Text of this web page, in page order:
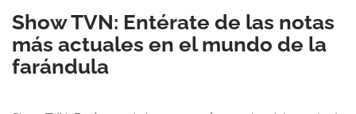
Show TVN: Entérate de las notas
más actuales en el mundo de la
farándula